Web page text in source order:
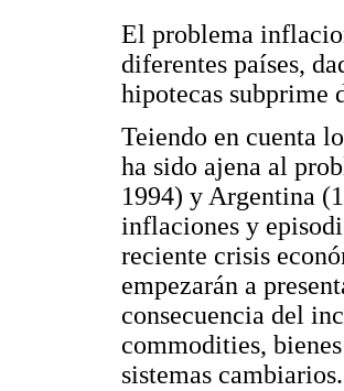
El problema
diferentes países,
hipotecas subprime
Teiendo en cuenta
ha sido ajena al
1994) y Argentina
inflaciones y
reciente crisis
empezarán a
consecuencia del
commodities,
sistemas cambiarios.